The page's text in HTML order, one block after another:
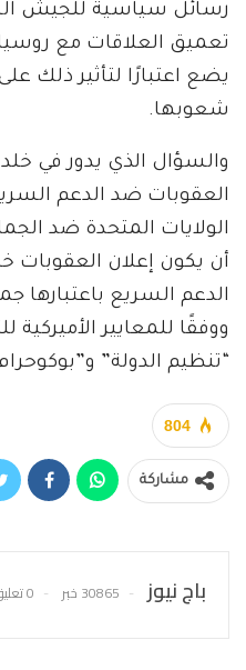
رسائل سياسية للجيش
تعميق العلاقات مع روسيا.
يضع اعتبارًا لتأثير ذلك
شعوبها.
والسؤال الذي يدور في
العقوبات ضد الدعم
الولايات المتحدة ضد
أن يكون إعلان
الدعم السريع باعتبارها
ووفقًا للمعايير
“تنظيم الدولة”
804
مشاركة
باج نيوز 30865 خبر 0 تعليق